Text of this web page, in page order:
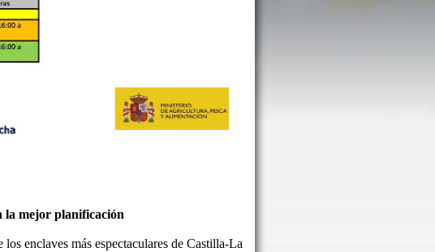
la mejor planificación
los enclaves más espectaculares de Castilla-La